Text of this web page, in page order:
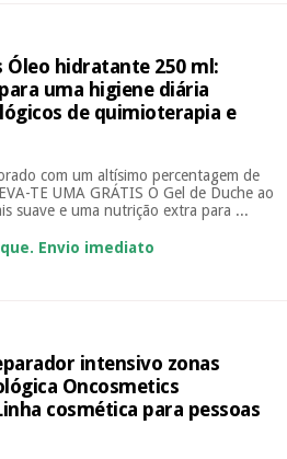
Óleo hidratante 250 ml:
uma higiene diária
de quimioterapia e
com um altísimo percentagem de
TE UMA GRÁTIS O Gel de Duche ao
suave e uma nutrição extra para ...
Envio imediato
intensivo zonas
Oncosmetics
cosmética para pessoas